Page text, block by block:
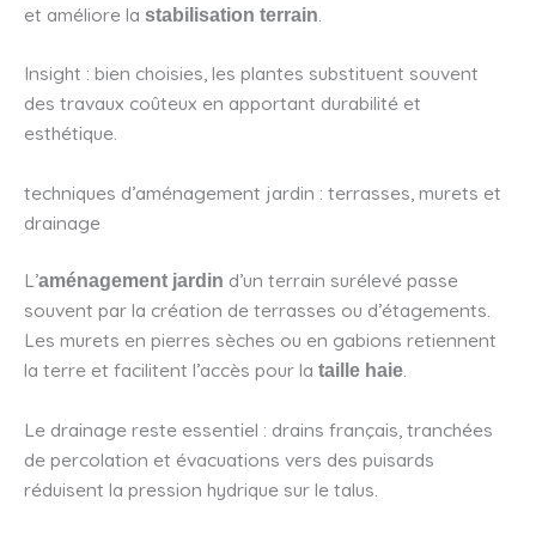
et améliore la stabilisation terrain
Insight : bien choisies, les plantes substituent souvent
des travaux coûteux en apportant durabilité et
esthétique.
techniques d’aménagement jardin : terrasses, murets et
drainage
L’aménagement jardin d’un terrain surélevé passe
souvent par la création de terrasses ou d’étagements.
Les murets en pierres sèches ou en gabions retiennent
la terre et facilitent l’accès pour la taille haie.
Le drainage reste essentiel : drains français, tranchées
de percolation et évacuations vers des puisards
réduisent la pression hydrique sur le talus.